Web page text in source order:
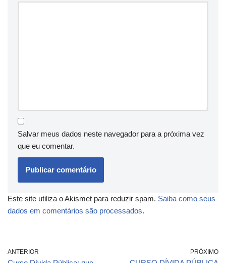
Salvar meus dados neste navegador para a próxima vez
que eu comentar.
Este site utiliza o Akismet para reduzir spam. Saiba como seus
dados em comentários são processados.
ANTERIOR PRÓXIMO